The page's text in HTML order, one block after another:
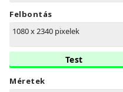
Felbontás
1080 x 2340 pixelek
Test
Méretek